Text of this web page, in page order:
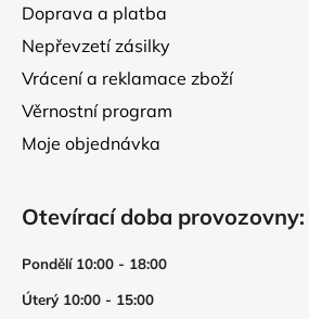
Doprava a platba
Nepřevzetí zásilky
Vrácení a reklamace zboží
Věrnostní program
Moje objednávka
Otevírací doba provozovny:
Pondělí 10:00 - 18:00
Úterý 10:00 - 15:00